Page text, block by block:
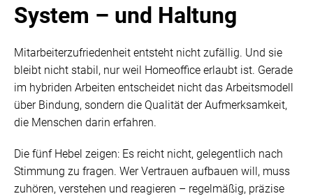
System – und Haltung
Mitarbeiterzufriedenheit entsteht nicht zufällig. Und sie
bleibt nicht stabil, nur weil Homeoffice erlaubt ist. Gerade
im hybriden Arbeiten entscheidet nicht das Arbeitsmodell
über Bindung, sondern die Qualität der Aufmerksamkeit,
die Menschen darin erfahren.
Die fünf Hebel zeigen: Es reicht nicht, gelegentlich nach
Stimmung zu fragen. Wer Vertrauen aufbauen will, muss
zuhören, verstehen und reagieren – regelmäßig, präzise